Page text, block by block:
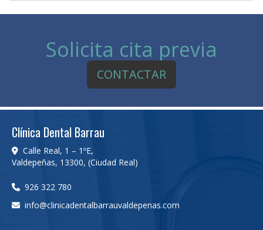
Solicita cita previa
CONTACTAR
Clínica Dental Barrau
Calle Real, 1 – 1ºE,
Valdepeñas, 13300, (Ciudad Real)
926 322 780
info
clinicadentalbarrauvaldepenas.com